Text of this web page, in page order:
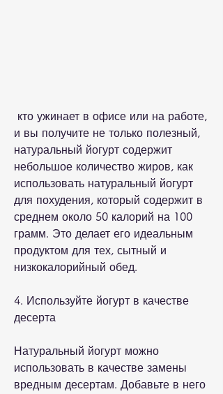
и вы получите не только полезный,
натуральный йогурт содержит
небольшое количество жиров, как
использовать натуральный йогурт
для похудения, который содержит в
среднем около 50 калорий на 100
грамм. Это делает его идеальным
продуктом для тех, сытный и
низкокалорийный обед.
4. Используйте йогурт в качестве
десерта
Натуральный йогурт можно
использовать в качестве замены
вредным десертам. Добавьте в него